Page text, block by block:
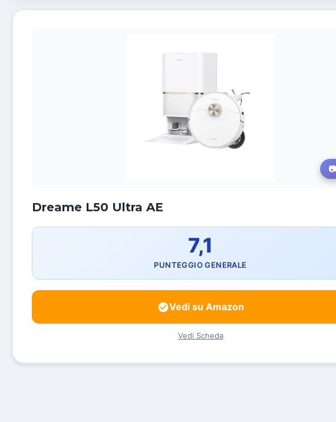
Dreame L50 Ultra AE
7,1
PUNTEGGIO GENERALE
Vedi su Amazon
Vedi Scheda